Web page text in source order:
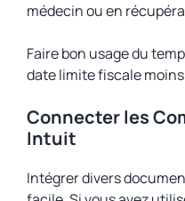
médecin ou en
Faire bon usage du
date limite fiscale
Connecter les
Intuit
Intégrer divers